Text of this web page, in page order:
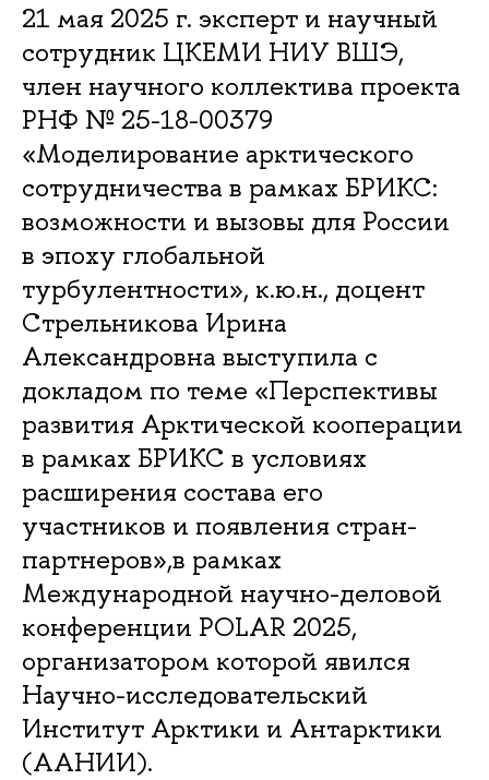
21 мая 2025 г. эксперт и научный
сотрудник ЦКЕМИ НИУ ВШЭ,
член научного коллектива проекта
РНФ № 25-18-00379
«Моделирование арктического
сотрудничества в рамках БРИКС:
возможности и вызовы для России
в эпоху глобальной
турбулентности», к.ю.н., доцент
Стрельникова Ирина
Александровна выступила с
докладом по теме «Перспективы
развития Арктической кооперации
в рамках БРИКС в условиях
расширения состава его
участников и появления стран-
партнеров»,в рамках
Международной научно-деловой
конференции POLAR 2025,
организатором которой явился
Научно-исследовательский
Институт Арктики и Антарктики
(ААНИИ).